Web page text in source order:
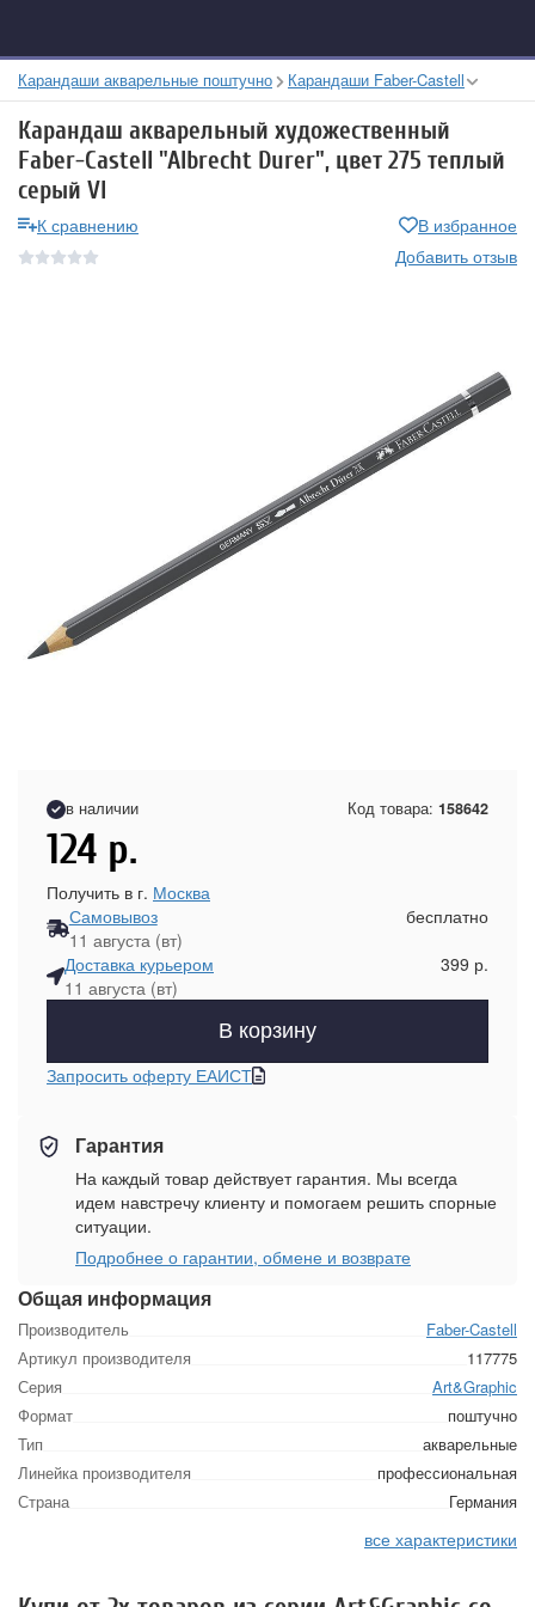
Карандаши акварельные поштучно Карандаши Faber-Castell
Карандаш акварельный художественный
Faber-Castell "Albrecht Durer", цвет 275 теплый
серый VI
К сравнению
В избранное
Добавить отзыв
Общая информация
Производитель
Faber-Castell
Артикул производителя
117775
Серия
Art&Graphic
Формат
поштучно
Тип
акварельные
Линейка производителя
профессиональная
Страна
Германия
все характеристики
в наличии Код товара: 158642
124 р.
Получить в г. Москва
Самовывоз
11 августа (вт)
бесплатно
Доставка курьером
11 августа (вт)
399 р.
В корзину
Запросить оферту ЕАИСТ
Гарантия
На каждый товар действует гарантия. Мы всегда
идем навстречу клиенту и помогаем решить спорные
ситуации.
Подробнее о гарантии, обмене и возврате